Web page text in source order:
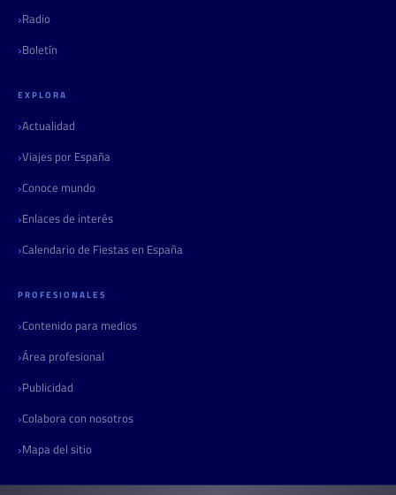
Radio
Boletín
EXPLORA
Actualidad
Viajes por España
Conoce mundo
Enlaces de interés
Calendario de Fiestas en España
PROFESIONALES
Contenido para medios
Área profesional
Publicidad
Colabora con nosotros
Mapa del sitio